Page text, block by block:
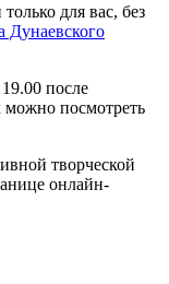
для вас, без
после
можно посмотреть
творческой
онлайн-